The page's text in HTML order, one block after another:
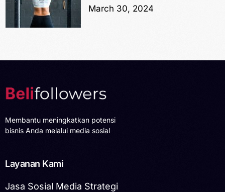
March 30, 2024
Membantu meningkatkan potensi
bisnis Anda melalui media sosial
Layanan Kami
Jasa Sosial Media Strategi